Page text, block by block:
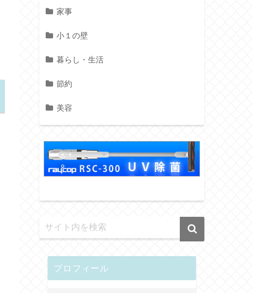
家事
小１の壁
暮らし・生活
節約
美容
プロフィール